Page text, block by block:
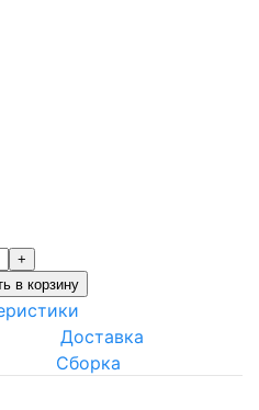
+
в корзину
Доставка
Сборка